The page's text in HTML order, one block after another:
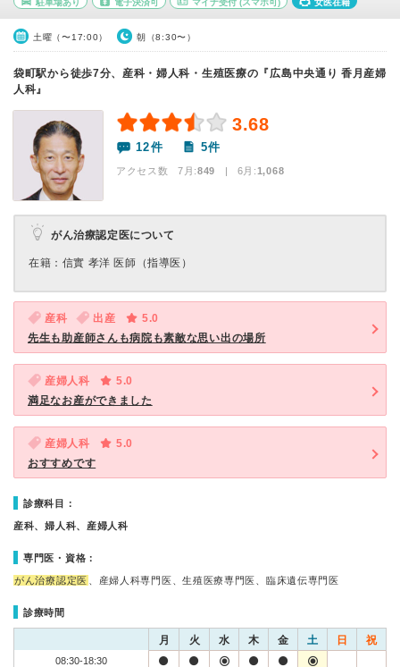
駐車場あり 電子決済可 マイナ受付 (スマホ可) 女医在籍
土曜（〜17:00） 朝（8:30〜）
袋町駅から徒歩7分、産科・婦人科・生殖医療の『広島中央通り 香月産婦
人科』
3.68
12件 5件
アクセス数 7月:849 | 6月:1,068
がん治療認定医について
在籍：信實 孝洋 医師（指導医）
産科 出産
5.0
先生も助産師さんも病院も素敵な思い出の場所
産婦人科
5.0
満足なお産ができました
産婦人科
5.0
おすすめです
診療科目：
産科、婦人科、産婦人科
専門医・資格：
がん治療認定医 、産婦人科専門医、生殖医療専門医、臨床遺伝専門医
診療時間
月 火 水 木 金 土 日 祝
08:30-18:30